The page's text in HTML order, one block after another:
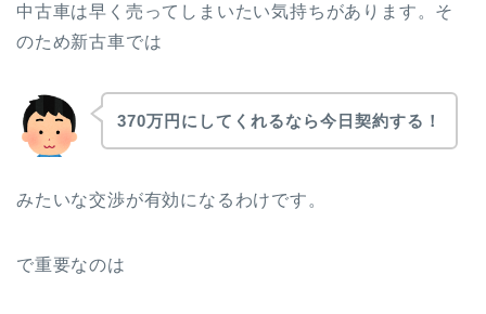
中古車は早く売ってしまいたい気持ちがあります。そ
のため新古車では
370万円にしてくれるなら今日契約する！
みたいな交渉が有効になるわけです。
で重要なのは